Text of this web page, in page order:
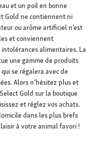
et un poil en bonne
Gold ne contiennent ni
ou arôme artificiel n’est
et conviennent
alimentaires. La
une gamme de produits
se régalera avec de
Alors n’hésitez plus et
Gold sur la boutique
et réglez vos achats.
dans les plus brefs
à votre animal favori !